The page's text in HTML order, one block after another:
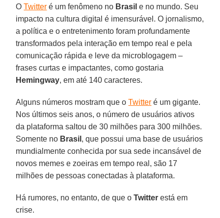
OTwitter é um fenômeno no Brasil e no mundo. Seu
impacto na cultura digital é imensurável. O jornalismo,
a política e o entretenimento foram profundamente
transformados pela interação em tempo real e pela
comunicação rápida e leve da microblogagem –
frases curtas e impactantes, como gostaria
Hemingway, em até 140 caracteres.
Alguns números mostram que oTwitter é um gigante.
Nos últimos seis anos, o número de usuários ativos
da plataforma saltou de 30 milhões para 300 milhões.
Somente no Brasil , que possui uma base de usuários
mundialmente conhecida por sua sede incansável de
novos memes e zoeiras em tempo real, são 17
milhões de pessoas conectadas à plataforma.
Há rumores, no entanto, de que oTwitter está em
crise.